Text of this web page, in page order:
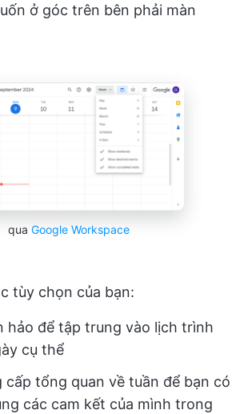
ở góc trên bên phải màn
qua Google Workspace
tùy chọn của bạn:
hảo để tập trung vào lịch trình
cụ thể
cấp tổng quan về tuần để bạn có
các cam kết của mình trong